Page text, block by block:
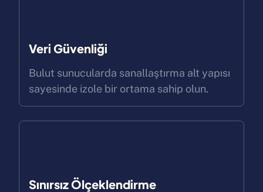
Veri Güvenliği
Bulut sunucularda sanallaştırma alt yapısı
sayesinde izole bir ortama sahip olun.
Sınırsız Ölçeklendirme